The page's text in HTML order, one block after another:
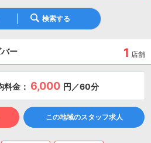
検索する
ー 1 店舗
料金： 6,000 円／60分
この地域のスタッフ求人